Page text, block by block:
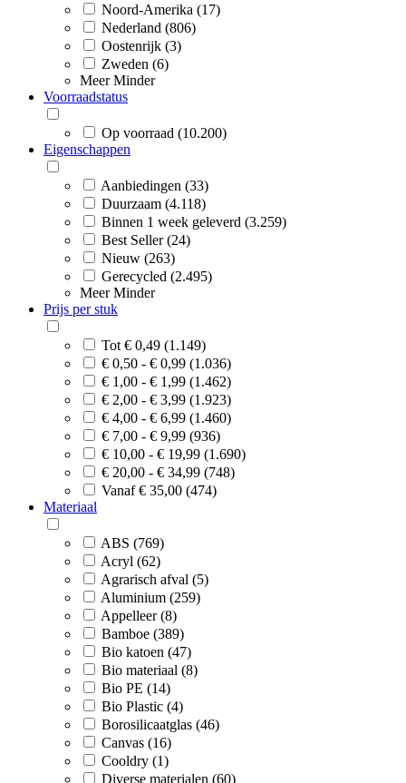
Noord-Amerika (17)
Nederland (806)
Oostenrijk (3)
Zweden (6)
Meer Minder
Voorraadstatus
Op voorraad (10.200)
Eigenschappen
Aanbiedingen (33)
Duurzaam (4.118)
Binnen 1 week geleverd (3.259)
Best Seller (24)
Nieuw (263)
Gerecycled (2.495)
Meer Minder
Prijs per stuk
Tot € 0,49 (1.149)
€ 0,50 - € 0,99 (1.036)
€ 1,00 - € 1,99 (1.462)
€ 2,00 - € 3,99 (1.923)
€ 4,00 - € 6,99 (1.460)
€ 7,00 - € 9,99 (936)
€ 10,00 - € 19,99 (1.690)
€ 20,00 - € 34,99 (748)
Vanaf € 35,00 (474)
Materiaal
ABS (769)
Acryl (62)
Agrarisch afval (5)
Aluminium (259)
Appelleer (8)
Bamboe (389)
Bio katoen (47)
Bio materiaal (8)
Bio PE (14)
Bio Plastic (4)
Borosilicaatglas (46)
Canvas (16)
Cooldry (1)
Diverse materialen (60)